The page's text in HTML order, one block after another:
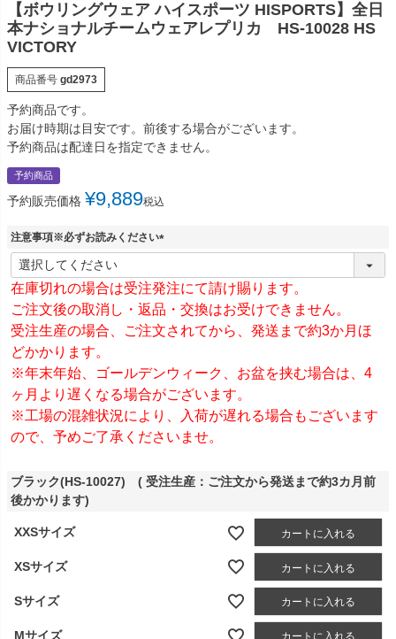
【ボウリングウェア ハイスポーツ HISPORTS】全日
本ナショナルチームウェアレプリカ HS-10028 HS
VICTORY
商品番号 gd2973
予約商品です。
お届け時期は目安です。前後する場合がございます。
予約商品は配達日を指定できません。
予約商品
予約販売価格 ¥9,889税込
注意事項※必ずお読みください
(
須
)
在庫切れの場合は受注発注にて請け賜ります。
ご注文後の取消し・返品・交換はお受けできません。
受注生産の場合、ご注文されてから、発送まで約3か月ほ
どかかります。
※年末年始、ゴールデンウィーク、お盆を挟む場合は、4
ヶ月より遅くなる場合がございます。
※工場の混雑状況により、入荷が遅れる場合もございます
ので、予めご了承くださいませ。
ブラック(HS-10027) ( 受注生産：ご注文から発送まで約3カ月前
後かかります)
XXSサイズ カートに入れる
XSサイズ カートに入れる
Sサイズ カートに入れる
Mサイズ